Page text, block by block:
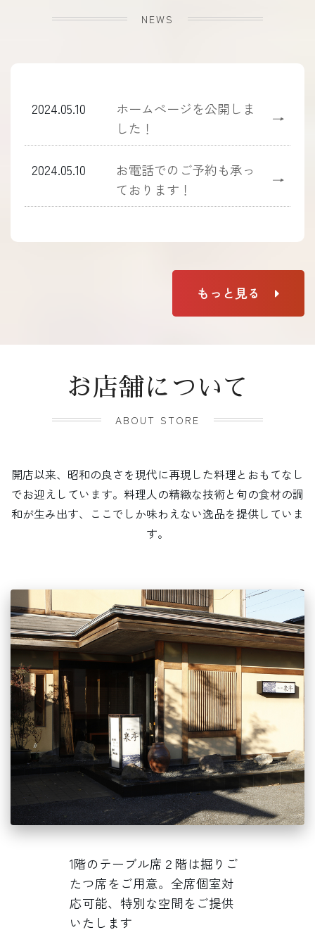
NEWS
2024.05.10
ホームぺージを公開しま
した！
→
2024.05.10
お電話でのご予約も承っ
ております！
→
もっと見る
お店舗について
ABOUT STORE
開店以来、昭和の良さを現代に再現した料理とおもてなし
でお迎えしています。料理人の精緻な技術と旬の食材の調
和が生み出す、ここでしか味わえない逸品を提供していま
す。
1階のテーブル席２階は掘りご
たつ席をご用意。全席個室対
応可能、特別な空間をご提供
いたします